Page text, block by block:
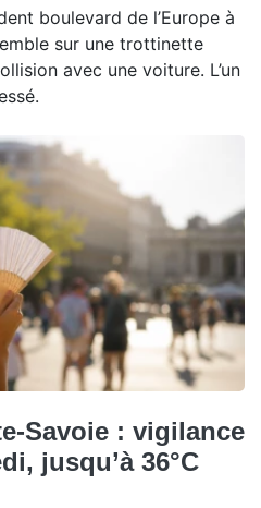
boulevard de l’Europe à
sur une trottinette
avec une voiture. L’un
Savoie : vigilance
jusqu’à 36°C